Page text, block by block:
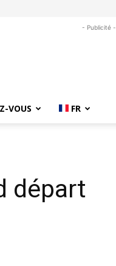
- Publicité -
VOUS FR
départ